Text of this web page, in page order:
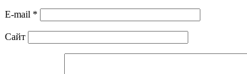
E-mail *
Сайт